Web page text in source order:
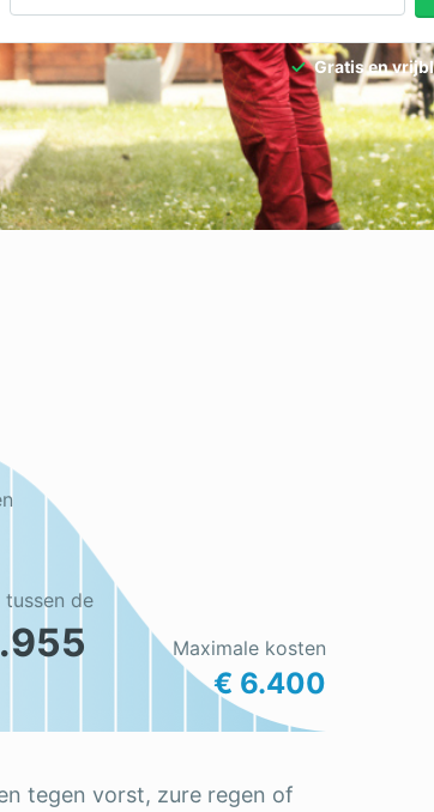
Gratis en
Maximale kosten
€ 6.400
de
tegen vorst, zure regen of